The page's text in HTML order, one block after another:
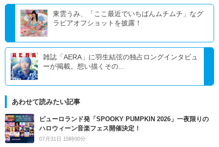
東雲うみ、「ここ最近でいちばんムチムチ」なグ
ラビアオフショットを披露！
雑誌「AERA」に羽生結弦の独占ロングインタビュ
ーが掲載。想い描くその...
あわせて読みたい記事
ピューロランド発「SPOOKY PUMPKIN 2026」一夜限りの
ハロウィーン音楽フェス開催決定！
07月31日 15時00分